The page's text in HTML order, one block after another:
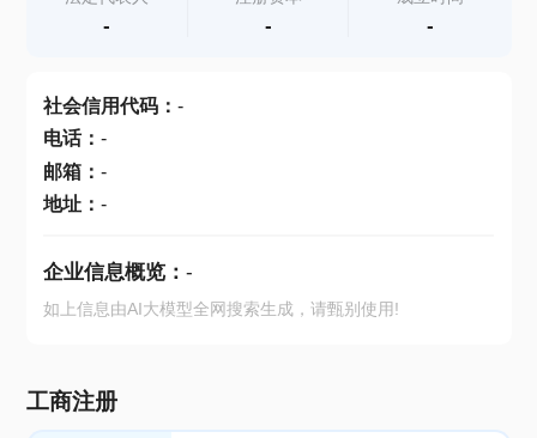
查产地
- - -
社会信用代码： -
电话： -
邮箱： -
地址： -
企业信息概览： -
如上信息由AI大模型全网搜索生成，请甄别使用!
工商注册